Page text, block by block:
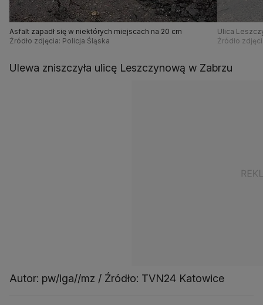
Asfalt zapadł się w niektórych miejscach na 20 cm
Źródło zdjęcia: Policja Śląska
Ulica
Źródło
Ulewa zniszczyła ulicę Leszczynową w Zabrzu
Autor: pw/iga//mz / Źródło: TVN24 Katowice